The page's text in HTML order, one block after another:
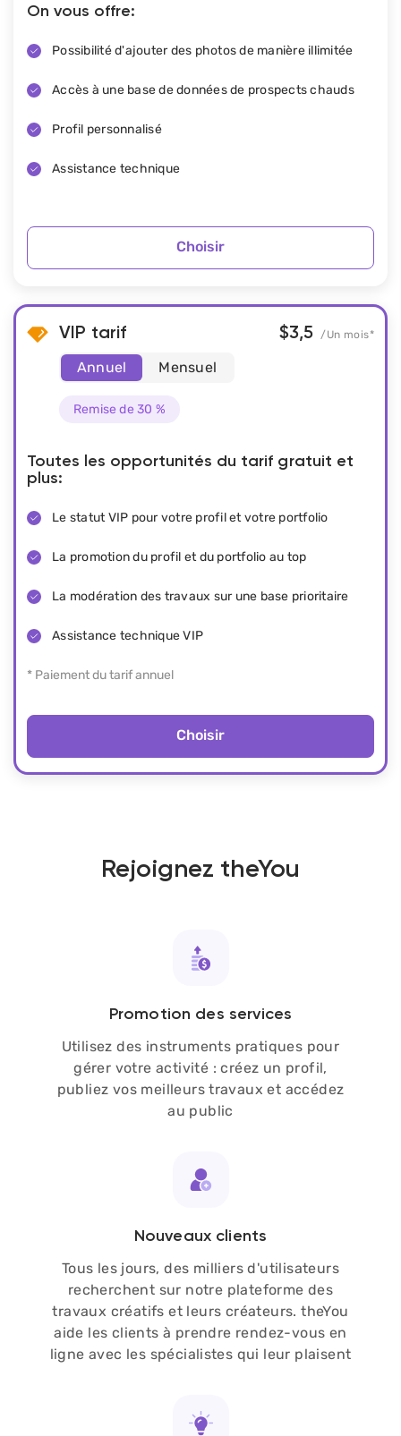
On vous offre:
Possibilité d'ajouter des photos de manière illimitée
Accès à une base de données de prospects chauds
Profil personnalisé
Assistance technique
Choisir
VIP tarif $3,5 /Un mois*
Annuel Mensuel
Remise de 30 %
Toutes les opportunités du tarif gratuit et
plus:
Le statut VIP pour votre profil et votre portfolio
La promotion du profil et du portfolio au top
La modération des travaux sur une base prioritaire
Assistance technique VIP
* Paiement du tarif annuel
Choisir
Rejoignez theYou
Promotion des services
Utilisez des instruments pratiques pour
gérer votre activité : créez un profil,
publiez vos meilleurs travaux et accédez
au public
Nouveaux clients
Tous les jours, des milliers d'utilisateurs
recherchent sur notre plateforme des
travaux créatifs et leurs créateurs. theYou
aide les clients à prendre rendez-vous en
ligne avec les spécialistes qui leur plaisent